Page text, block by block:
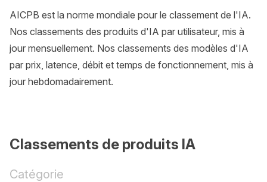
AICPB est la norme mondiale pour le classement de l'IA.
Nos classements des produits d'IA par utilisateur, mis à
jour mensuellement. Nos classements des modèles d'IA
par prix, latence, débit et temps de fonctionnement, mis à
jour hebdomadairement.
Classements de produits IA
Catégorie